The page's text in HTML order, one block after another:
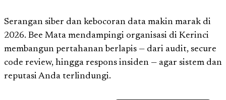
Serangan siber dan kebocoran data makin marak di
2026. Bee Mata mendampingi organisasi di Kerinci
membangun pertahanan berlapis — dari audit, secure
code review, hingga respons insiden — agar sistem dan
reputasi Anda terlindungi.